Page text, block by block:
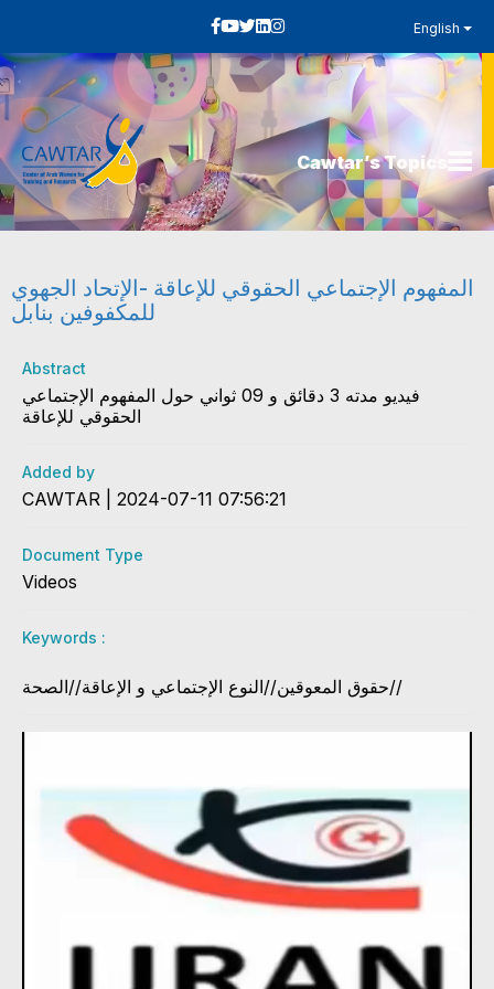
English
Cawtar’s Topics
المفهوم الإجتماعي الحقوقي للإعاقة -الإتحاد الجهوي
للمكفوفين بنابل
Abstract
فيديو مدته 3 دقائق و 09 ثواني حول المفهوم الإجتماعي
الحقوقي للإعاقة
Added by
CAWTAR | 2024-07-11 07:56:21
Document Type
Videos
Keywords :
حقوق المعوقين//النوع الإجتماعي و الإعاقة//الصحة//